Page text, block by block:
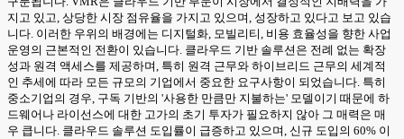
지고 있고, 상당한 시장 점유율을 가지고 있으며, 성장하고 있다고 보고 있습
니다. 이러한 우위의 배경에는 디지털화, 모빌리티, 비용 효율성을 향한 사업
운영의 근본적인 전환이 있습니다. 클라우드 기반 솔루션은 전례 없는 확장
성과 원격 액세스를 제공하며, 특히 원격 근무와 하이브리드 근무의 세계적
인 추세에 따라 모든 규모의 기업에서 중요한 요구사항이 되었습니다. 특히
중소기업의 경우, 구독 기반의 '사용한 만큼만 지불하는' 모델이기 때문에 하
드웨어나 라이선스에 대한 고가의 초기 투자가 필요하지 않아 그 매력은 매
우 큽니다. 클라우드 솔루션 도입률이 급증하고 있으며, 신규 도입의 60% 이